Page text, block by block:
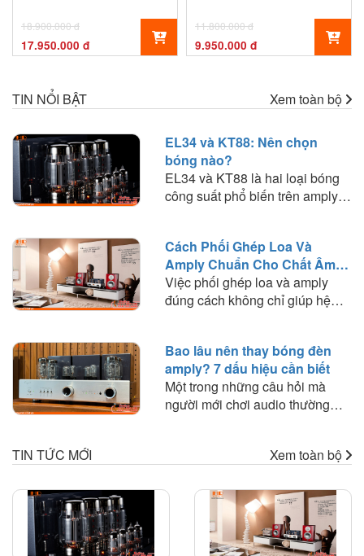
18.900.000 đ
17.950.000 đ
11.800.000 đ
9.950.000 đ
TIN NỔI BẬT Xem toàn bộ
EL34 và KT88: Nên chọn
bóng nào?
EL34 và KT88 là hai loại bóng
công suất phổ biến trên amply
phối ghép và lựa chọn loại bóng
phù hợp với nhu cầu nghe
nhạc.
Cách Phối Ghép Loa Và
Amply Chuẩn Cho Chất Âm
Hay
Việc phối ghép loa và amply
đúng cách không chỉ giúp hệ
thanh mà bạn trải nghiệm. Trong
bài viết này, HD Audio sẽ chia
sẻ những nguyên tắc quan trọng
và kinh nghiệm thực tế giúp bạn
dàn âm thanh.
Bao lâu nên thay bóng đèn
amply? 7 dấu hiệu cần biết
Một trong những câu hỏi mà
người mới chơi audio thường
nào cần thay bóng đèn?". Trên
kiện có tuổi thọ nhất định và sẽ
dần suy giảm hiệu suất sau một
thời gian hoạt động.
TIN TỨC MỚI Xem toàn bộ